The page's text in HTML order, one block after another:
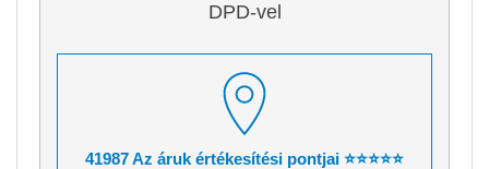
DPD-vel
41987 Az áruk értékesítési pontjai ⭐⭐⭐⭐⭐